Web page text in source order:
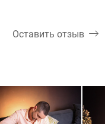
Оставить отзыв